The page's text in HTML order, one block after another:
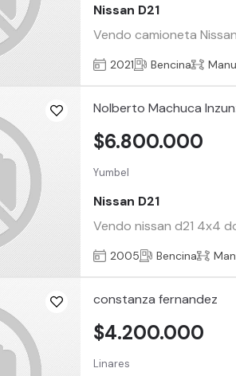
Nissan D21
Vendo camioneta
2021 Bencina
Nolberto Machuca
Yumbel
Nissan D21
Vendo nissan d21 4x4
$6.800.000
2005 Bencina
constanza fernandez
Linares
$4.200.000